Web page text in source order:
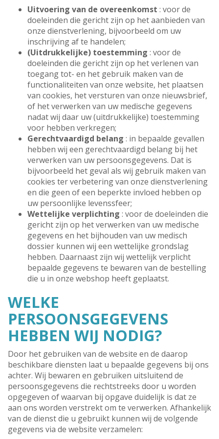
Uitvoering van de overeenkomst : voor de
doeleinden die gericht zijn op het aanbieden van
onze dienstverlening, bijvoorbeeld om uw
inschrijving af te handelen;
(Uitdrukkelijke) toestemming : voor de
doeleinden die gericht zijn op het verlenen van
toegang tot- en het gebruik maken van de
functionaliteiten van onze website, het plaatsen
van cookies, het versturen van onze nieuwsbrief,
of het verwerken van uw medische gegevens
nadat wij daar uw (uitdrukkelijke) toestemming
voor hebben verkregen;
Gerechtvaardigd belang : in bepaalde gevallen
hebben wij een gerechtvaardigd belang bij het
verwerken van uw persoonsgegevens. Dat is
bijvoorbeeld het geval als wij gebruik maken van
cookies ter verbetering van onze dienstverlening
en die geen of een beperkte invloed hebben op
uw persoonlijke levenssfeer;
Wettelijke verplichting : voor de doeleinden die
gericht zijn op het verwerken van uw medische
gegevens en het bijhouden van uw medisch
dossier kunnen wij een wettelijke grondslag
hebben. Daarnaast zijn wij wettelijk verplicht
bepaalde gegevens te bewaren van de bestelling
die u in onze webshop heeft geplaatst.
WELKE
PERSOONSGEGEVENS
HEBBEN WIJ NODIG?
Door het gebruiken van de website en de daarop
beschikbare diensten laat u bepaalde gegevens bij ons
achter. Wij bewaren en gebruiken uitsluitend de
persoonsgegevens die rechtstreeks door u worden
opgegeven of waarvan bij opgave duidelijk is dat ze
aan ons worden verstrekt om te verwerken. Afhankelijk
van de dienst die u gebruikt kunnen wij de volgende
gegevens via de website verzamelen: